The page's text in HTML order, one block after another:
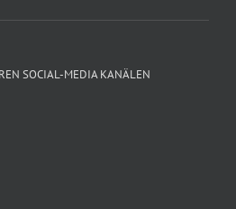
SOCIAL-MEDIA KANÄLEN